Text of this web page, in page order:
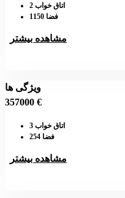
اتاق خواب 2
فضا 1150
مشاهده بیشتر
ویژگی ها
357000 €
اتاق خواب 3
فضا 254
مشاهده بیشتر